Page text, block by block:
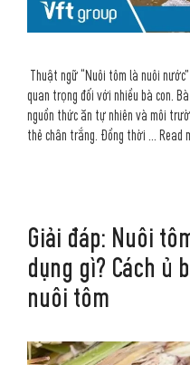
Thuật ngữ “Nuôi tôm là nuôi
quan trọng đối với nhiều bà con.
nguồn thức ăn tự nhiên và môi
thẻ chân trắng. Đồng thời … Read
Giải đáp: Nuôi
dụng gì? Cách ủ
nuôi tôm